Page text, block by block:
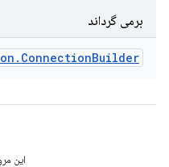
برمی گرداند
. ConnectionBuilder
این